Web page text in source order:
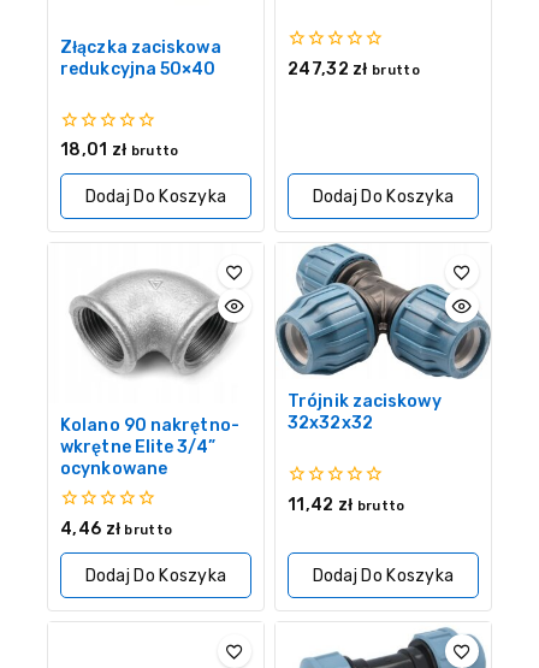
Złączka zaciskowa
redukcyjna 50×40
0
5
18,01 zł brutto
Dodaj Do Koszyka
0
247,32 zł brutto
Dodaj Do Koszyka
Kolano 90 nakrętno-
wkrętne Elite 3/4”
ocynkowane
0
5
4,46 zł brutto
Dodaj Do Koszyka
Trójnik zaciskowy
32x32x32
0
11,42 zł brutto
Dodaj Do Koszyka